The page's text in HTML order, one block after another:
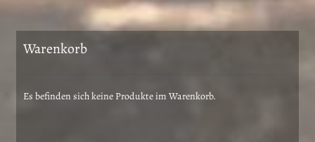
Warenkorb
Es befinden sich keine Produkte im Warenkorb.